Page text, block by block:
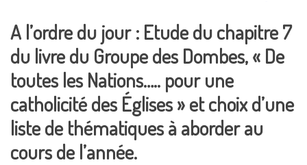
A l’ordre du jour : Etude du chapitre 7
du livre du Groupe des Dombes, « De
toutes les Nations….. pour une
catholicité des Églises » et choix d’une
liste de thématiques à aborder au
cours de l’année.